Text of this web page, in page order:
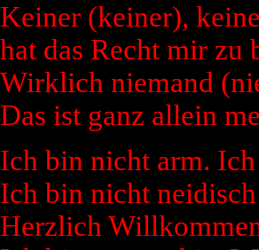
Keiner (keiner),
hat das Recht mir zu
Wirklich niemand
Das ist ganz allein
Ich bin nicht arm.
Ich bin nicht
Herzlich